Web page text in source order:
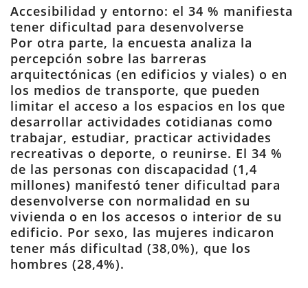
Accesibilidad y entorno: el 34 % manifiesta
tener dificultad para desenvolverse
Por otra parte, la encuesta analiza la
percepción sobre las barreras
arquitectónicas (en edificios y viales) o en
los medios de transporte, que pueden
limitar el acceso a los espacios en los que
desarrollar actividades cotidianas como
trabajar, estudiar, practicar actividades
recreativas o deporte, o reunirse. El 34 %
de las personas con discapacidad (1,4
millones) manifestó tener dificultad para
desenvolverse con normalidad en su
vivienda o en los accesos o interior de su
edificio. Por sexo, las mujeres indicaron
tener más dificultad (38,0%), que los
hombres (28,4%).